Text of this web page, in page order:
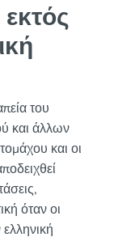
του
και άλλων
και οι
όταν οι